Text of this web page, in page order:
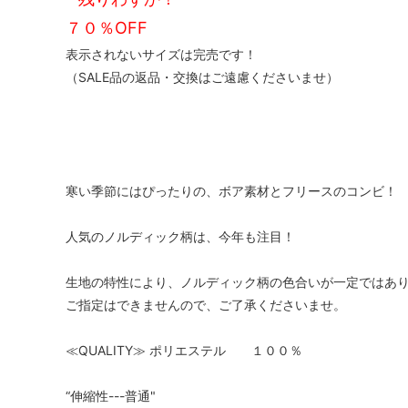
７０％OFF
表示されないサイズは完売です！
（SALE品の返品・交換はご遠慮くださいませ）
寒い季節にはぴったりの、ボア素材とフリースのコンビ！
人気のノルディック柄は、今年も注目！
生地の特性により、ノルディック柄の色合いが一定ではあり
ご指定はできませんので、ご了承くださいませ。
≪QUALITY≫ ポリエステル １００％
“伸縮性---普通"